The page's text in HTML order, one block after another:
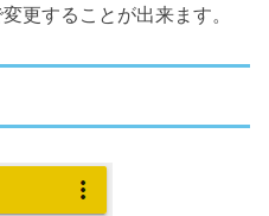
更することが出来ます。